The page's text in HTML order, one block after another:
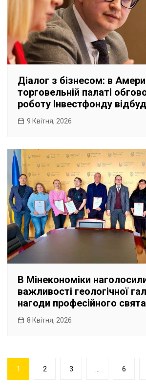
Діалог з бізнесом: в
торговельній палаті
роботу Інвестфонду
9 Квітня, 2026
В Мінекономіки
важливості геологічної
нагоди професійного свята
8 Квітня, 2026
Пагінація
записів
1 2 3 … 6